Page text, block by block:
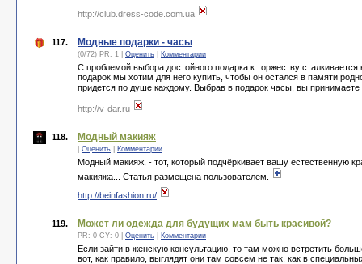
http://club.dress-code.com.ua
117. Модные подарки - часы
(0/72) PR: 1 | Оценить Комментарии
С проблемой выбора достойного подарка к торжеству
подарок мы хотим для него купить, чтобы он остался в памяти
придется по душе каждому. Выбрав в подарок часы, вы
http://v-dar.ru
118. Модный макияж
Оценить Комментарии
Модный макияж, - тот, который подчёркивает вашу естественную
макияжа... Статья размещена пользователем.
http://beinfashion.ru/
119. Может ли одежда для будущих мам быть красивой?
PR: 0 CY: 0 | Оценить Комментарии
Если зайти в женскую консультацию, то там можно встретить
вот, как правило, выглядят они там совсем не так, как в